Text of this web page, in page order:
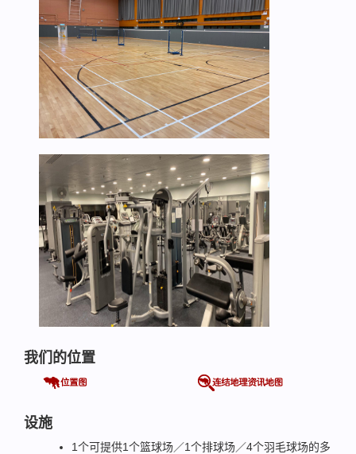
我们的位置
设施
1个可提供1个篮球场／1个排球场／4个羽毛球场的多